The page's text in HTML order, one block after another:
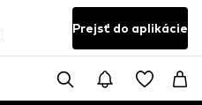
Prejsť do aplikácie